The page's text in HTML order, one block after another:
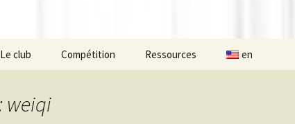
Le club
Les membres – Echelle
Compétition Ressources en
weiqi